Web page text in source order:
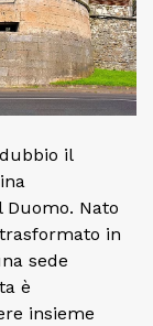
il
Nato
in
sede
è
insieme